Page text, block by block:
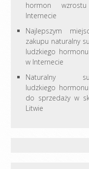
hormon wzrostu
Internecie
Najlepszym
zakupu naturalny
ludzkiego
w Internecie
Naturalny
ludzkiego
do sprzedaży w
Litwie